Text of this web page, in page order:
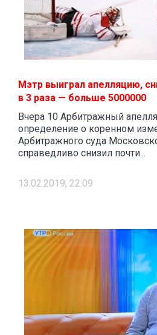
Мэтр выиграл апелляцию,
в 3 раза — больше 5000000
Вчера 10 Арбитражный
определение о коренном
Арбитражного суда
справедливо снизил почти...
13.02.2019, 22:09